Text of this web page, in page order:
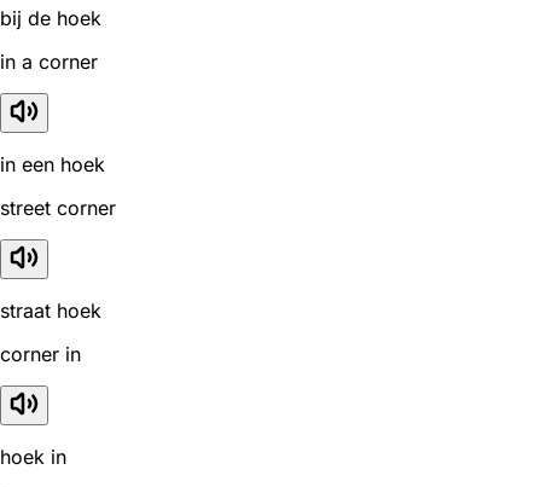
bij de hoek
in a corner
in een hoek
street corner
straat hoek
corner in
hoek in